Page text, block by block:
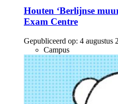
Houten ‘Berlijnse
Exam Centre
Gepubliceerd op: 4 augustus
Campus